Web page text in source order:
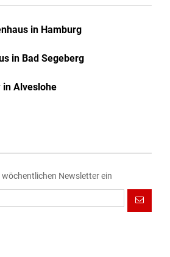
in Hamburg
in Bad Segeberg
in Alveslohe
wöchentlichen Newsletter ein